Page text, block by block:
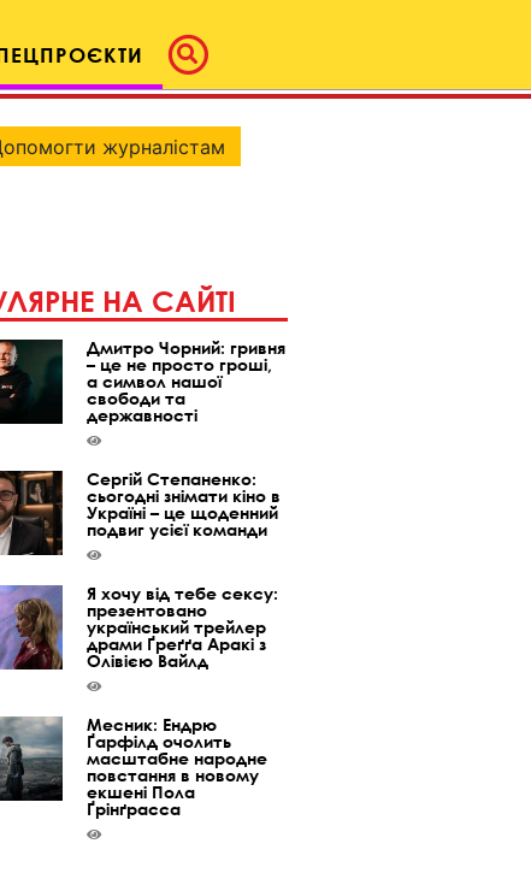
журналістам
НА САЙТІ
Дмитро Чорний: гривня
– це не просто гроші,
а символ нашої
свободи та
державності
Сергій Степаненко:
сьогодні знімати кіно в
Україні – це щоденний
подвиг усієї команди
Я хочу від тебе сексу:
презентовано
український трейлер
драми Ґреґґа Аракі з
Олівією Вайлд
Месник: Ендрю
Ґарфілд очолить
масштабне народне
повстання в новому
екшені Пола
Ґрінґрасса